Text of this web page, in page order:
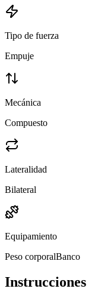
Tipo de fuerza
Empuje
Mecánica
Compuesto
Lateralidad
Bilateral
Equipamiento
Peso corporalBanco
Instrucciones